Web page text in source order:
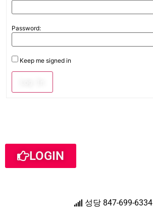
Password:
Keep me signed in
LOGIN
성당 847-699-6334